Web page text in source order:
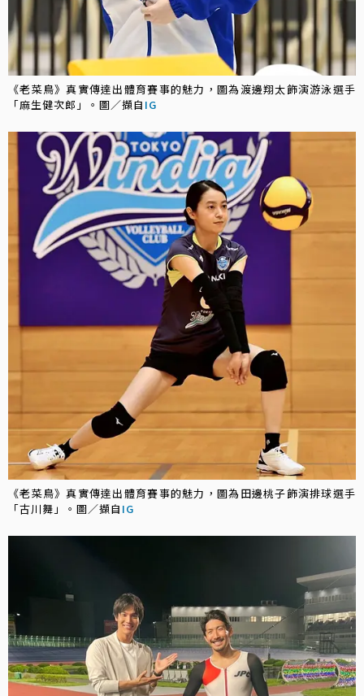
《老菜鳥》真實傳達出體育賽事的魅力，圖為渡邊翔太飾演游泳選手
「麻生健次郎」。圖／擷自 IG
《老菜鳥》真實傳達出體育賽事的魅力，圖為田邊桃子飾演排球選手
「古川舞」。圖／擷自 IG